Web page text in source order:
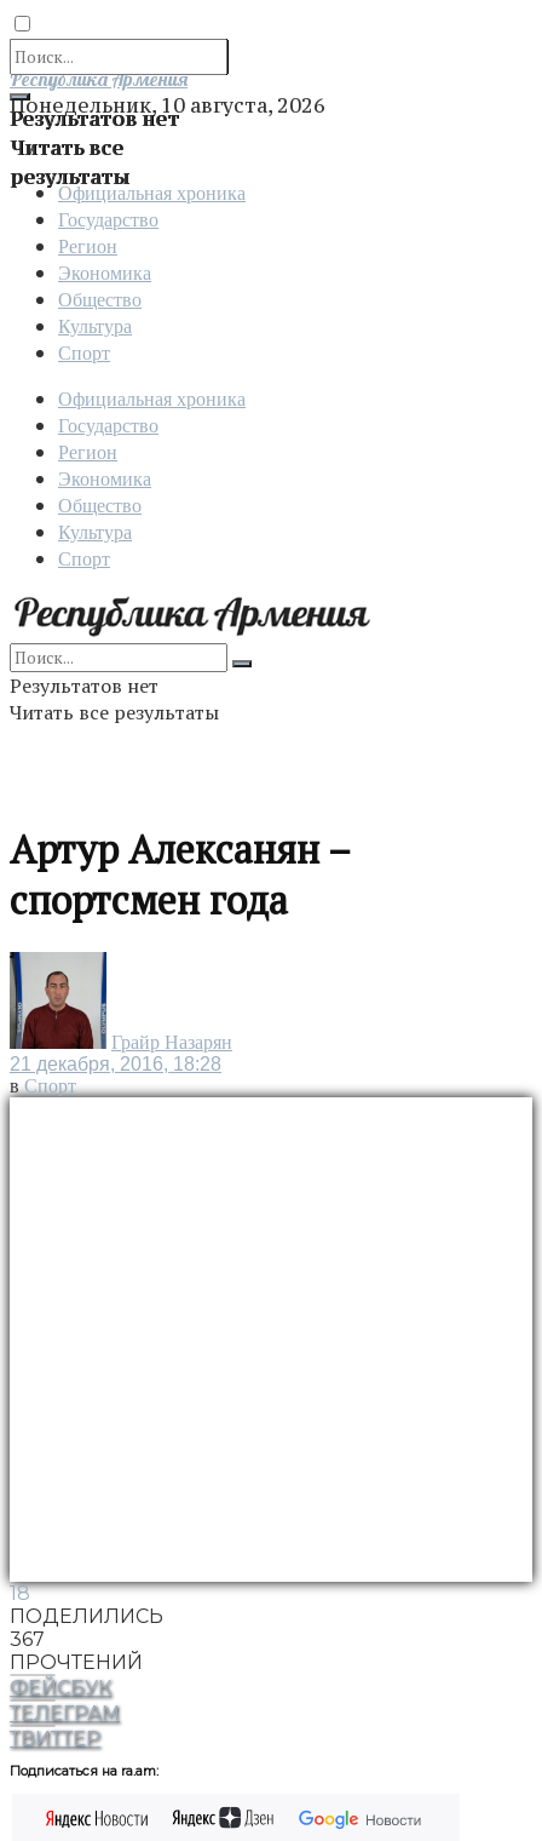
Результатов нет
Читать все
результаты
Отправить
Республика Армения
Понедельник, 10 августа, 2026
Официальная хроника
Государство
Регион
Экономика
Общество
Культура
Спорт
Официальная хроника
Государство
Регион
Экономика
Общество
Культура
Спорт
Результатов нет
Читать все результаты
Артур Алексанян –
спортсмен года
Грайр Назарян
21 декабря, 2016, 18:28
в Спорт
18
ПОДЕЛИЛИСЬ
367
ПРОЧТЕНИЙ
ФЕЙСБУК
ТЕЛЕГРАМ
ТВИТТЕР
Подписаться на ra.am: